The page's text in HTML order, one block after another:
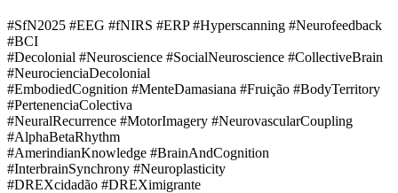
#SfN2025 #EEG #fNIRS #ERP #Hyperscanning #Neurofeedback
#BCI
#Decolonial #Neuroscience #SocialNeuroscience #CollectiveBrain
#NeurocienciaDecolonial
#EmbodiedCognition #MenteDamasiana #Fruição #BodyTerritory
#PertenenciaColectiva
#NeuralRecurrence #MotorImagery #NeurovascularCoupling
#AlphaBetaRhythm
#AmerindianKnowledge #BrainAndCognition
#InterbrainSynchrony #Neuroplasticity
#DREXcidadão #DREXimigrante